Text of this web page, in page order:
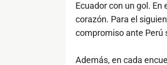
Ecuador con un gol. En
corazón. Para el
compromiso ante Perú
Además, en cada